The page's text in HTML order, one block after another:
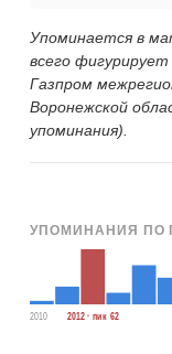
Упоминается в
всего
Газпром
Воронежской
упоминания).
УПОМИНАНИЯ ПО
2010 2012 · пик 62